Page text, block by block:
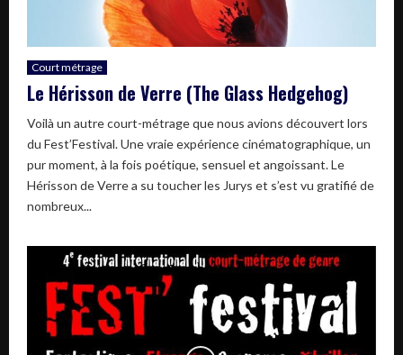
Court métrage
Le Hérisson de Verre (The Glass Hedgehog)
Voilà un autre court-métrage que nous avions découvert lors
du Fest’Festival. Une vraie expérience cinématographique, un
pur moment, à la fois poétique, sensuel et angoissant. Le
Hérisson de Verre a su toucher les Jurys et s’est vu gratifié de
nombreux...